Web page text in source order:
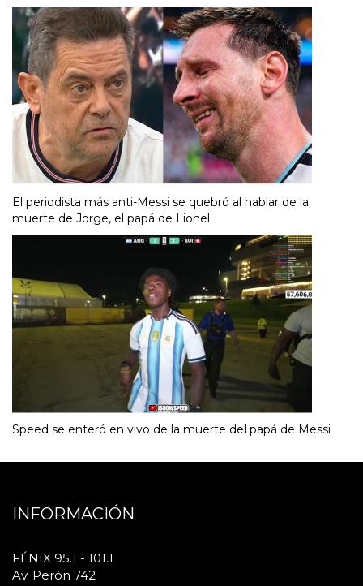
El periodista más anti-Messi se quebró al hablar de la
muerte de Jorge, el papá de Lionel
Speed se enteró en vivo de la muerte del papá de Messi
INFORMACIÓN
FÉNIX 95.1 - 101.1
Av. Perón 742